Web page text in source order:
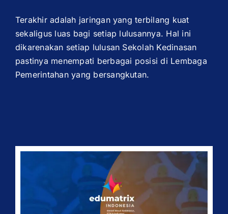
Terakhir adalah jaringan yang terbilang kuat
sekaligus luas bagi setiap lulusannya. Hal ini
dikarenakan setiap lulusan Sekolah Kedinasan
pastinya menempati berbagai posisi di Lembaga
Pemerintahan yang bersangkutan.